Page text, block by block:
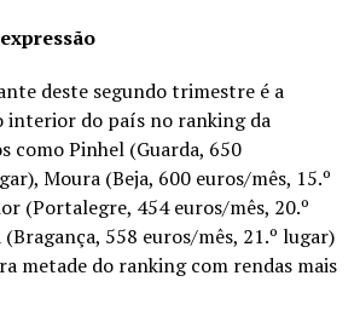
deste segundo trimestre é a
interior do país no ranking da
como Pinhel (Guarda, 650
Moura (Beja, 600 euros/mês, 15.º
(Portalegre, 454 euros/mês, 20.º
558 euros/mês, 21.º lugar)
metade do ranking com rendas mais